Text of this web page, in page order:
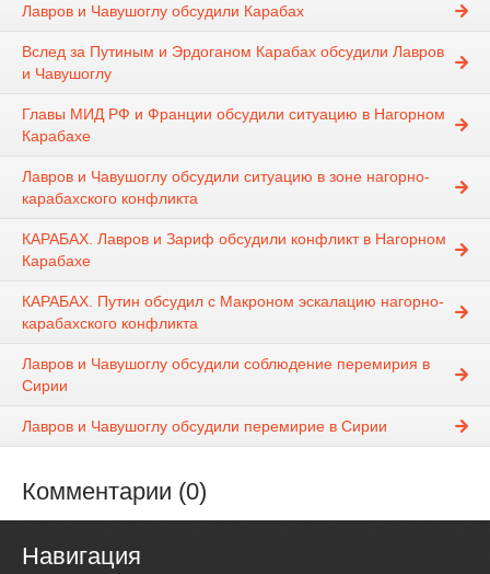
Лавров и Чавушоглу обсудили Карабах
Вслед за Путиным и Эрдоганом Карабах обсудили Лавров
и Чавушоглу
Главы МИД РФ и Франции обсудили ситуацию в Нагорном
Карабахе
Лавров и Чавушоглу обсудили ситуацию в зоне нагорно-
карабахского конфликта
КАРАБАХ. Лавров и Зариф обсудили конфликт в Нагорном
Карабахе
КАРАБАХ. Путин обсудил с Макроном эскалацию нагорно-
карабахского конфликта
Лавров и Чавушоглу обсудили соблюдение перемирия в
Сирии
Лавров и Чавушоглу обсудили перемирие в Сирии
Комментарии (0)
Навигация